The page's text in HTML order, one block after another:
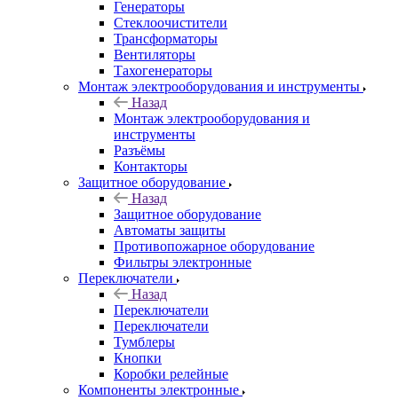
Генераторы
Стеклоочистители
Трансформаторы
Вентиляторы
Тахогенераторы
Монтаж электрооборудования и инструменты
Назад
Монтаж электрооборудования и
инструменты
Разъёмы
Контакторы
Защитное оборудование
Назад
Защитное оборудование
Автоматы защиты
Противопожарное оборудование
Фильтры электронные
Переключатели
Назад
Переключатели
Переключатели
Тумблеры
Кнопки
Коробки релейные
Компоненты электронные